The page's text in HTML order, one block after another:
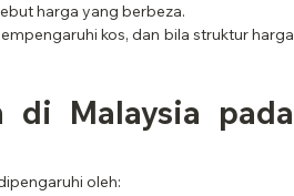
harga yang berbeza.
kos, dan bila struktur harga
di Malaysia pada
oleh: